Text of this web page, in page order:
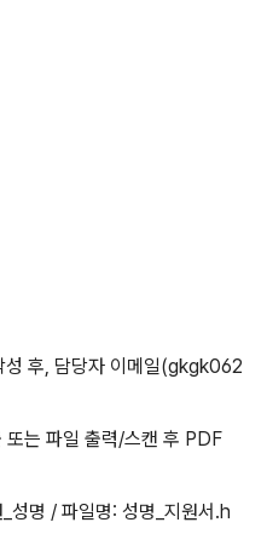
성 후, 담당자 이메일(gkgk062
는 파일 출력/스캔 후 PDF
성명 / 파일명: 성명 지원서.h